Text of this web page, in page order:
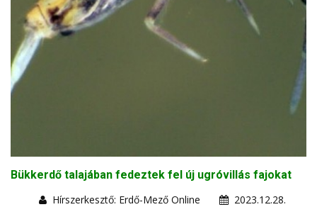
Bükkerdő talajában fedeztek fel új ugróvillás fajokat
Hírszerkesztő: Erdő-Mező Online
2023.12.28.